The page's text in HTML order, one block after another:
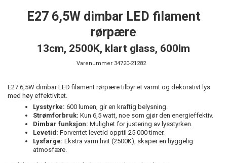
E27 6,5W dimbar LED filament
rørpære
13cm, 2500K, klart glass, 600lm
Varenummer 34720-21282
E27 6,5W dimbar LED filament rørpære tilbyr et varmt og dekorativt lys
med høy effektivitet.
Lysstyrke: 600 lumen, gir en kraftig belysning.
Strømforbruk: Kun 6,5 watt, noe som gjør den energieffektiv.
Dimbar funksjon: Mulighet for justering av lysstyrken.
Levetid: Forventet levetid opptil 25 000 timer.
Lysfarge: Ekstra varm hvit (2500K), skaper en hyggelig
atmosfære.